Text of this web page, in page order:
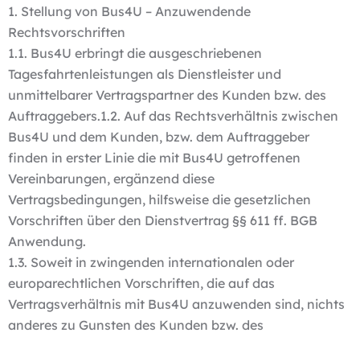
1. Stellung von Bus4U – Anzuwendende
Rechtsvorschriften
1.1. Bus4U erbringt die ausgeschriebenen
Tagesfahrtenleistungen als Dienstleister und
unmittelbarer Vertragspartner des Kunden bzw. des
Auftraggebers.1.2. Auf das Rechtsverhältnis zwischen
Bus4U und dem Kunden, bzw. dem Auftraggeber
finden in erster Linie die mit Bus4U getroffenen
Vereinbarungen, ergänzend diese
Vertragsbedingungen, hilfsweise die gesetzlichen
Vorschriften über den Dienstvertrag §§ 611 ff. BGB
Anwendung.
1.3. Soweit in zwingenden internationalen oder
europarechtlichen Vorschriften, die auf das
Vertragsverhältnis mit Bus4U anzuwenden sind, nichts
anderes zu Gunsten des Kunden bzw. des